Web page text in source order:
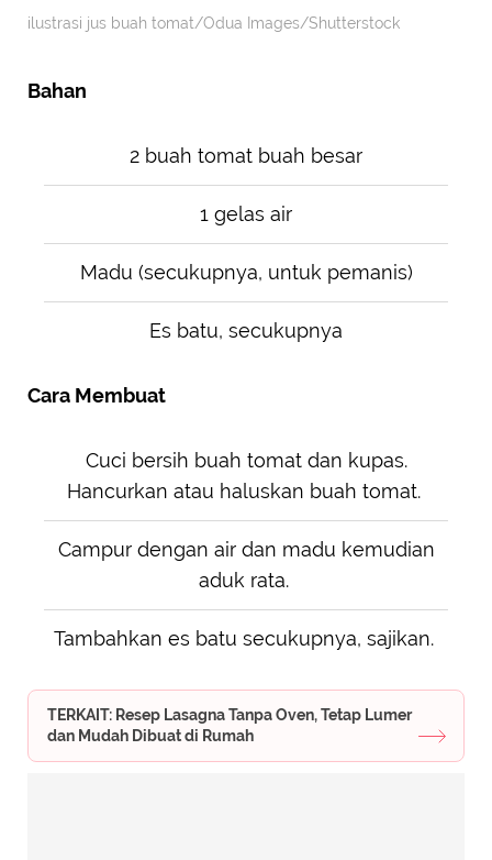
ilustrasi jus buah tomat/Odua Images/Shutterstock
Bahan
2 buah tomat buah besar
1 gelas air
Madu (secukupnya, untuk pemanis)
Es batu, secukupnya
Cara Membuat
Cuci bersih buah tomat dan kupas.
Hancurkan atau haluskan buah tomat.
Campur dengan air dan madu kemudian
aduk rata.
Tambahkan es batu secukupnya, sajikan.
TERKAIT: Resep Lasagna Tanpa Oven, Tetap Lumer
dan Mudah Dibuat di Rumah